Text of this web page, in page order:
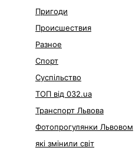
Пригоди
Происшествия
Разное
Спорт
Суспільство
ТОП від 032.ua
Транспорт Львова
Фотопрогулянки Львовом
які змінили світ